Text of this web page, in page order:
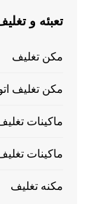
تعبئه و
مكن تغليف
مكن تغليف
ماكينات
ماكينات
مكنه تغليف